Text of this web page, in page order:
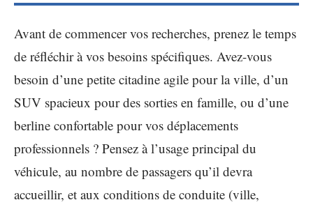
Avant de commencer vos recherches, prenez le temps
de réfléchir à vos besoins spécifiques. Avez-vous
besoin d’une petite citadine agile pour la ville, d’un
SUV spacieux pour des sorties en famille, ou d’une
berline confortable pour vos déplacements
professionnels ? Pensez à l’usage principal du
véhicule, au nombre de passagers qu’il devra
accueillir, et aux conditions de conduite (ville,